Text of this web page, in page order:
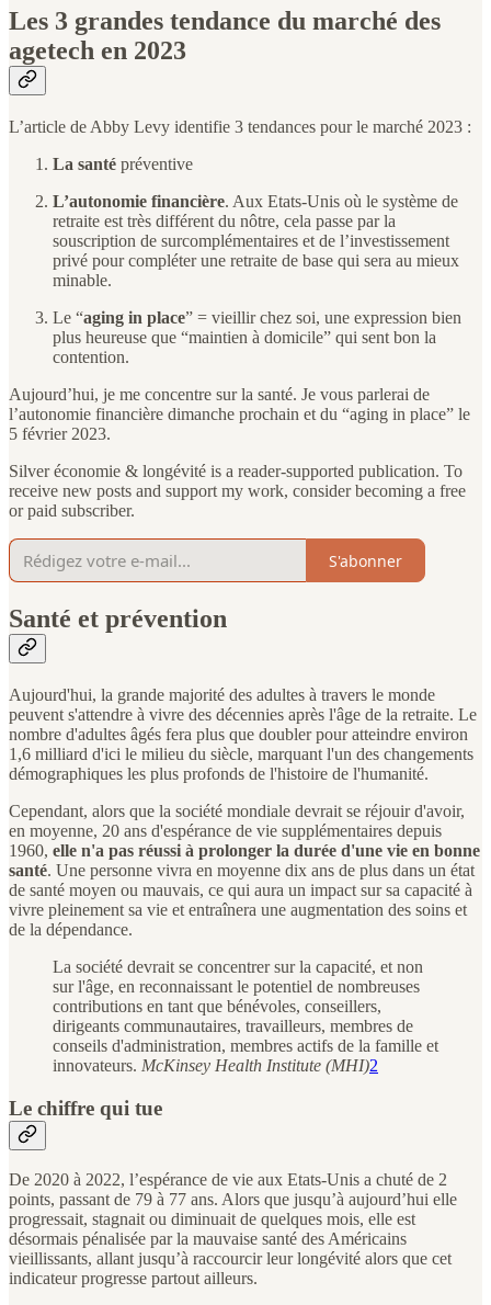
Les 3 grandes tendance du marché des
agetech en 2023
L’article de Abby Levy identifie 3 tendances pour le marché 2023 :
La santé préventive
L’autonomie financière. Aux Etats-Unis où le système de
retraite est très différent du nôtre, cela passe par la
souscription de surcomplémentaires et de l’investissement
privé pour compléter une retraite de base qui sera au mieux
minable.
Le “aging in place” = vieillir chez soi, une expression bien
plus heureuse que “maintien à domicile” qui sent bon la
contention.
Aujourd’hui, je me concentre sur la santé. Je vous parlerai de
l’autonomie financière dimanche prochain et du “aging in place” le
5 février 2023.
Silver économie & longévité is a reader-supported publication. To
receive new posts and support my work, consider becoming a free
or paid subscriber.
S'abonner
Santé et prévention
Aujourd'hui, la grande majorité des adultes à travers le monde
peuvent s'attendre à vivre des décennies après l'âge de la retraite. Le
nombre d'adultes âgés fera plus que doubler pour atteindre environ
1,6 milliard d'ici le milieu du siècle, marquant l'un des changements
démographiques les plus profonds de l'histoire de l'humanité.
Cependant, alors que la société mondiale devrait se réjouir d'avoir,
en moyenne, 20 ans d'espérance de vie supplémentaires depuis
1960, elle n'a pas réussi à prolonger la durée d'une vie en bonne
santé. Une personne vivra en moyenne dix ans de plus dans un état
de santé moyen ou mauvais, ce qui aura un impact sur sa capacité à
vivre pleinement sa vie et entraînera une augmentation des soins et
de la dépendance.
La société devrait se concentrer sur la capacité, et non
sur l'âge, en reconnaissant le potentiel de nombreuses
contributions en tant que bénévoles, conseillers,
dirigeants communautaires, travailleurs, membres de
conseils d'administration, membres actifs de la famille et
innovateurs. McKinsey Health Institute (MHI)2
Le chiffre qui tue
De 2020 à 2022, l’espérance de vie aux Etats-Unis a chuté de 2
points, passant de 79 à 77 ans. Alors que jusqu’à aujourd’hui elle
progressait, stagnait ou diminuait de quelques mois, elle est
désormais pénalisée par la mauvaise santé des Américains
vieillissants, allant jusqu’à raccourcir leur longévité alors que cet
indicateur progresse partout ailleurs.